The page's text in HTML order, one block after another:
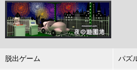
脱出ゲーム パズ